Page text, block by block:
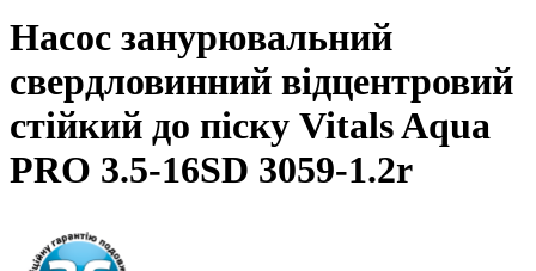
Насос занурювальний
свердловинний відцентровий
стійкий до піску Vitals Aqua
PRO 3.5-16SD 3059-1.2r